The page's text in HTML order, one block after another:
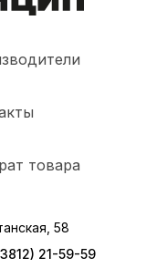
товара
58
21-59-59